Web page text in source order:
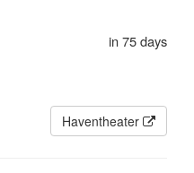
in 75 days
Haventheater